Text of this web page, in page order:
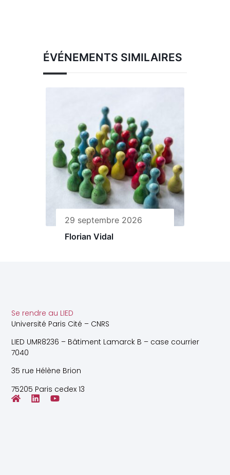
ÉVÉNEMENTS SIMILAIRES
29 septembre 2026
Florian Vidal
Se rendre au LIED
Université Paris Cité – CNRS
LIED UMR8236 – Bâtiment Lamarck B – case courrier
7040
35 rue Hélène Brion
75205 Paris cedex 13